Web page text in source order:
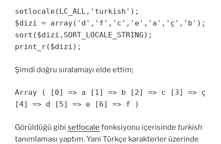
setlocale(LC_ALL,'turkish');
$dizi = array('d','f','c','e','a','ç','b');
sort($dizi,SORT_LOCALE_STRING);
print_r($dizi);
Şimdi doğru sıralamayı elde ettim;
Array ( [0] => a [1] => b [2] => c [3] => ç
[4] => d [5] => e [6] => f )
Görüldüğü gibi setlocale fonksiyonu içerisinde turkish
tanımlaması yaptım. Yani Türkçe karakterler üzerinde